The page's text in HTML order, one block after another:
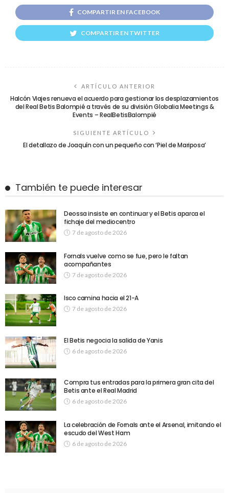
COMPARTIR EN FACEBOOK
COMPARTIR EN TWITTER
ARTÍCULO ANTERIOR
Halcón Viajes renueva el acuerdo para gestionar los desplazamientos
del Real Betis Balompié a través de su división Globalia Meetings &
Events – RealBetisBalompié
SIGUIENTE ARTÍCULO
El detallazo de Joaquín con un pequeño con ‘Piel de Mariposa’
También te puede interesar
Deossa insiste en continuar y el Betis aparca el
fichaje del mediocentro
7 de agosto de 2026
Fornals vuelve como se fue, pero le faltan
acompañantes
7 de agosto de 2026
Isco camina hacia el 21-A
7 de agosto de 2026
El Betis negocia la salida de Yanis
6 de agosto de 2026
Compra tus entradas para la primera gran cita del
Betis ante el Real Madrid
6 de agosto de 2026
La celebración de Fornals ante el Arsenal, imitando el
escudo del West Ham
6 de agosto de 2026